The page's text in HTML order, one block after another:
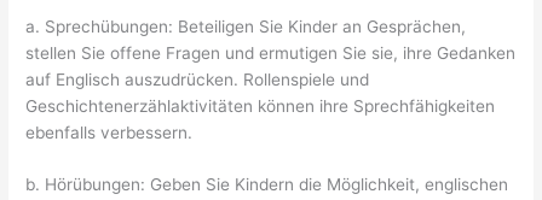
a. Sprechübungen: Beteiligen Sie Kinder an Gesprächen,
stellen Sie offene Fragen und ermutigen Sie sie, ihre Gedanken
auf Englisch auszudrücken. Rollenspiele und
Geschichtenerzählaktivitäten können ihre Sprechfähigkeiten
ebenfalls verbessern.
b. Hörübungen: Geben Sie Kindern die Möglichkeit, englischen